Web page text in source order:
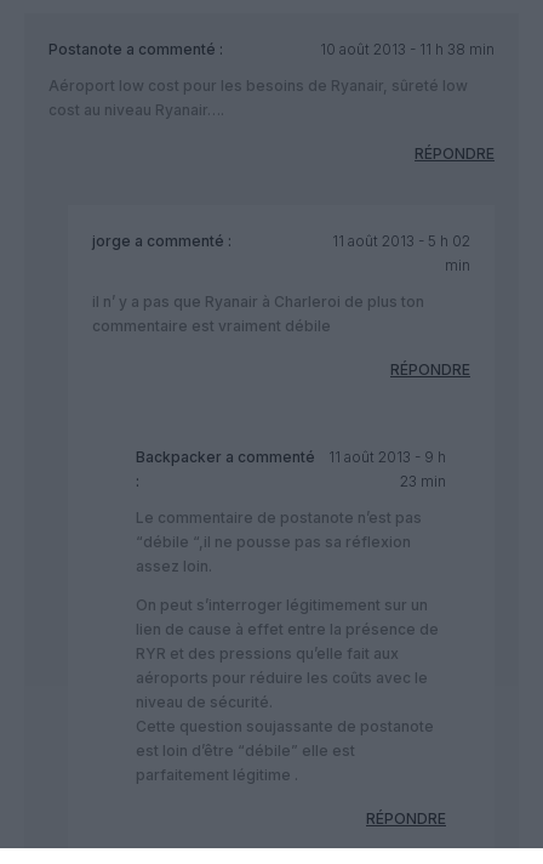
Postanote a commenté :
10 août 2013 - 11 h 38 min
Aéroport low cost pour les besoins de Ryanair, sûreté low
cost au niveau Ryanair….
RÉPONDRE
jorge a commenté :
11 août 2013 - 5 h 02
min
il n’ y a pas que Ryanair à Charleroi de plus ton
commentaire est vraiment débile
RÉPONDRE
Backpacker a commenté
:
11 août 2013 - 9 h
23 min
Le commentaire de postanote n’est pas
“débile “,il ne pousse pas sa réflexion
assez loin.
On peut s’interroger légitimement sur un
lien de cause à effet entre la présence de
RYR et des pressions qu’elle fait aux
aéroports pour réduire les coûts avec le
niveau de sécurité.
Cette question soujassante de postanote
est loin d’être “débile” elle est
parfaitement légitime .
RÉPONDRE